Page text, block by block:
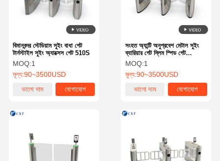
বিমানবন্দর স্টেডিয়াম সুইং বাধা গেট
টার্নস্টাইল সুইং অ্যাক্সেস গেট 510S
MOQ:1
মূল্য:90~3500USD
ভালো দাম
যোগাযোগ
সংহত অ্যান্টি অনুপ্রবেশ মেটাল সুইং
ব্যারিয়ার গেট স্লিম স্পিড গেট
টার্নস্টাইল 510TY
MOQ:1
মূল্য:90~3500USD
ভালো দাম
যোগাযোগ